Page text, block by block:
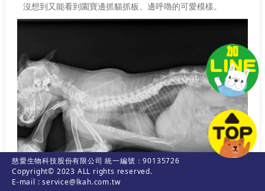
沒想到又能看到園寶邊抓貓抓板、邊呼嚕的可愛模樣。
慈愛生物科技股份有限公司 統一編號：90135726
Copyright© 2023 ALL rights reserved.
E-mail : service@lkah.com.tw